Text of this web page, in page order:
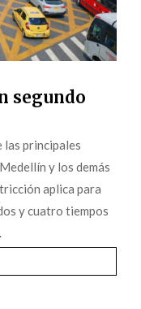
segundo
las principales
y los demás
aplica para
y cuatro tiempos